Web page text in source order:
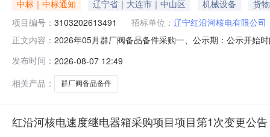
中标｜中标通知 辽宁省｜大连市｜中山区 机械设备
货物
项目编号： 3103202613491 招标单位： 辽宁红沿河核电有限公司
正文内容： 2026年05月群厂阀备品备件采购一、公示期：公示开始
购方式：直接采购采用直接采购原因：需向原供应商采
发布时间： 2026-08-07 12:49
相关产品：
群厂阀备品备件
红沿河核电速度继电器箱采购项目项目第1次变更公告